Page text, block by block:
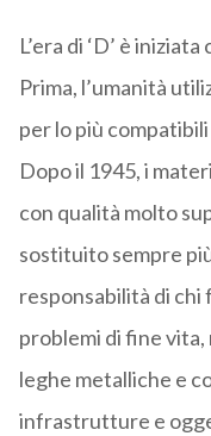
L’era di ‘D’ è
Prima, l’umanità
per lo più
Dopo il 1945, i
con qualità molto
sostituito sempre
responsabilità di chi
problemi di fine
leghe metalliche e
infrastrutture e